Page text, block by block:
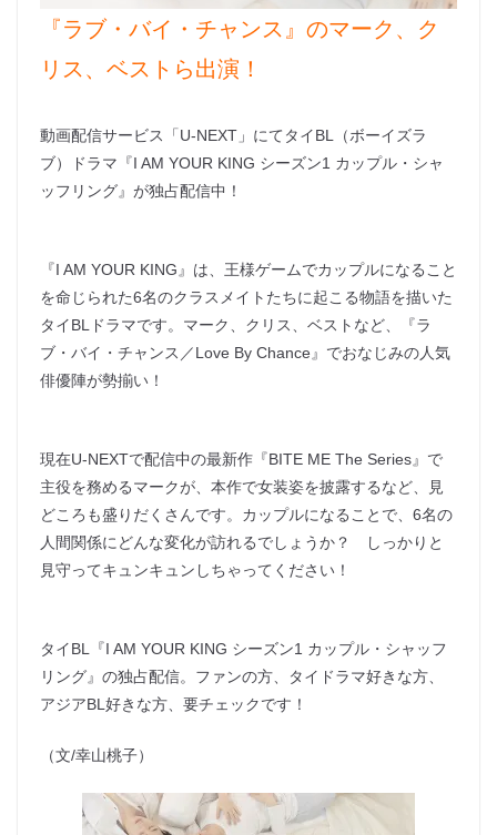
『ラブ・バイ・チャンス』のマーク、ク
リス、ベストら出演！
動画配信サービス「U-NEXT」にてタイBL（ボーイズラ
ブ）ドラマ『I AM YOUR KING シーズン1 カップル・シャ
ッフリング』が独占配信中！
『I AM YOUR KING』は、王様ゲームでカップルになること
を命じられた6名のクラスメイトたちに起こる物語を描いた
タイBLドラマです。マーク、クリス、ベストなど、『ラ
ブ・バイ・チャンス／Love By Chance』でおなじみの人気
俳優陣が勢揃い！
現在U-NEXTで配信中の最新作『BITE ME The Series』で
主役を務めるマークが、本作で女装姿を披露するなど、見
どころも盛りだくさんです。カップルになることで、6名の
人間関係にどんな変化が訪れるでしょうか？ しっかりと
見守ってキュンキュンしちゃってください！
タイBL『I AM YOUR KING シーズン1 カップル・シャッフ
リング』の独占配信。ファンの方、タイドラマ好きな方、
アジアBL好きな方、要チェックです！
（文/幸山桃子）